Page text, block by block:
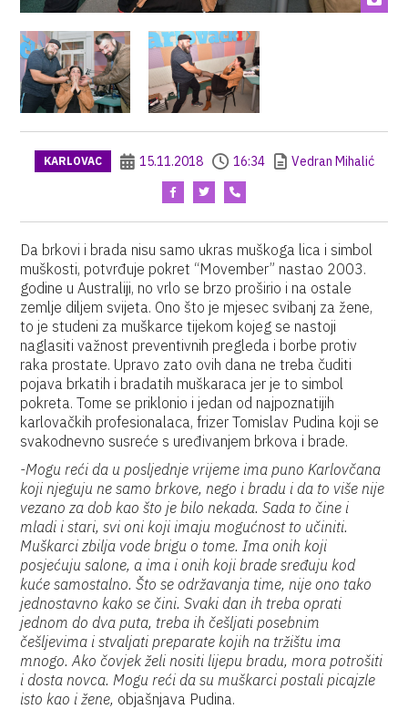
KARLOVAC 15.11.2018 16:34 Vedran Mihalić
Da brkovi i brada nisu samo ukras muškoga lica i simbol
muškosti, potvrđuje pokret “Movember” nastao 2003.
godine u Australiji, no vrlo se brzo proširio i na ostale
zemlje diljem svijeta. Ono što je mjesec svibanj za žene,
to je studeni za muškarce tijekom kojeg se nastoji
naglasiti važnost preventivnih pregleda i borbe protiv
raka prostate. Upravo zato ovih dana ne treba čuditi
pojava brkatih i bradatih muškaraca jer je to simbol
pokreta. Tome se priklonio i jedan od najpoznatijih
karlovačkih profesionalaca, frizer Tomislav Pudina koji se
svakodnevno susreće s uređivanjem brkova i brade.
-Mogu reći da u posljednje vrijeme ima puno Karlovčana
koji njeguju ne samo brkove, nego i bradu i da to više nije
vezano za dob kao što je bilo nekada. Sada to čine i
mladi i stari, svi oni koji imaju mogućnost to učiniti.
Muškarci zbilja vode brigu o tome. Ima onih koji
posjećuju salone, a ima i onih koji brade sređuju kod
kuće samostalno. Što se održavanja time, nije ono tako
jednostavno kako se čini. Svaki dan ih treba oprati
jednom do dva puta, treba ih češljati posebnim
češljevima i stvaljati preparate kojih na tržištu ima
mnogo. Ako čovjek želi nositi lijepu bradu, mora potrošiti
i dosta novca. Mogu reći da su muškarci postali picajzle
isto kao i žene, objašnjava Pudina.